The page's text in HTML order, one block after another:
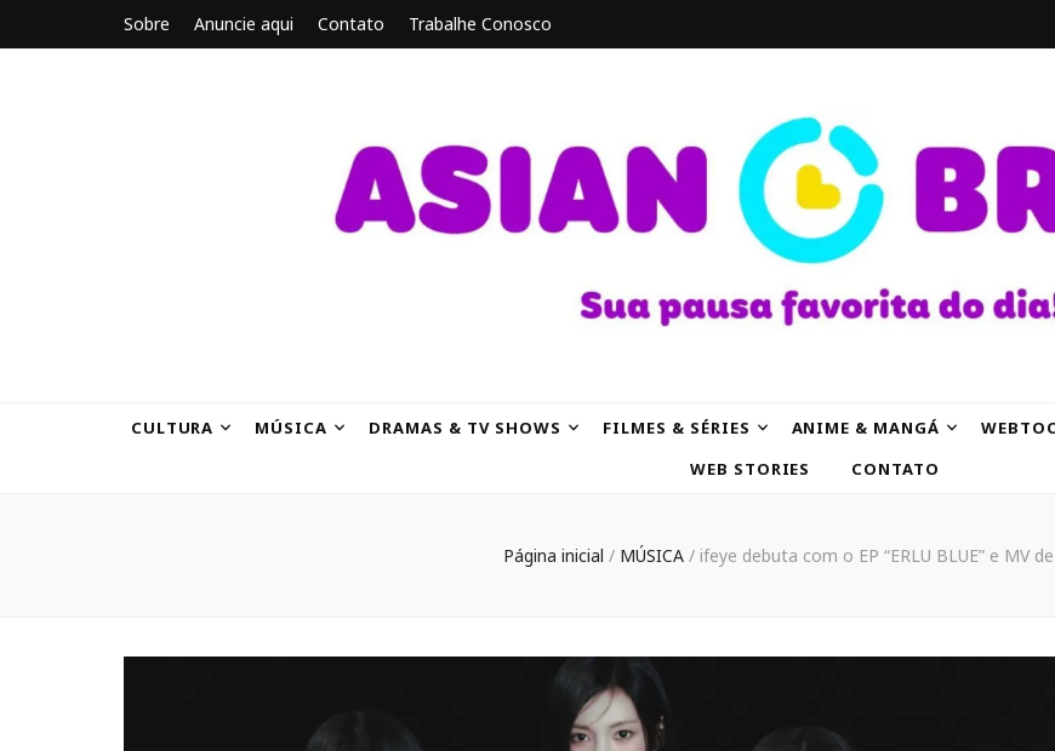
Sobre Anuncie aqui Contato Trabalhe Conosco
CULTURA MÚSICA DRAMAS & TV SHOWS FILMES & SÉRIES ANIME & MANGÁ
WEB STORIES
CONTATO
Página inicial / MÚSICA / ifeye debuta com o EP “ERLU BLUE” e MV de